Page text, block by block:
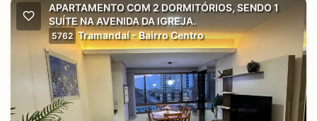
APARTAMENTO COM 2 DORMITÓRIOS, SENDO 1
SUÍTE NA AVENIDA DA IGREJA.
5762 Tramandaí - Bairro Centro